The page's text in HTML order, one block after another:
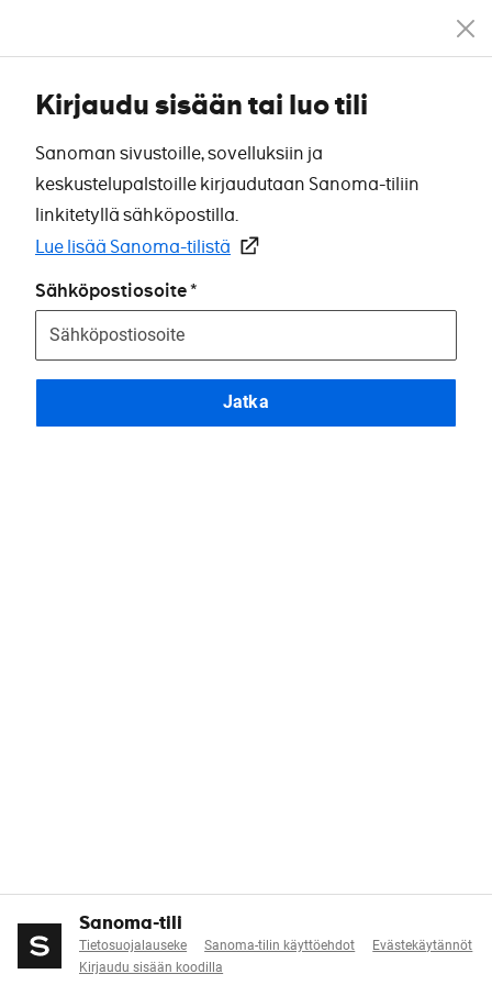
Kirjaudu sisään tai luo tili
Sanoman sivustoille, sovelluksiin ja
keskustelupalstoille kirjaudutaan Sanoma-tiliin
linkitetyllä sähköpostilla.
Lue lisää Sanoma-tilistä
Sähköpostiosoite
Jatka
Sanoma-tili
Tietosuojalauseke Sanoma-tilin käyttöehdot
Evästekäytännöt
Kirjaudu sisään koodilla